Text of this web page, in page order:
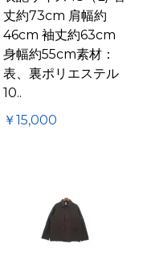
丈約73cm 肩幅約
46cm 袖丈約63cm
身幅約55cm素材：
表、裏ポリエステル
10..
￥15,000